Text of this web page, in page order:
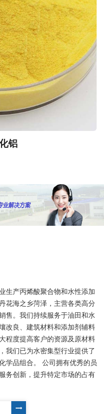
铝
生产丙烯酸聚合物和水性添加
花海之乡菏泽，主营各类高分
售。我们持续服务于油田和水
改良、建筑材料和添加剂辅料
程度提高客户的资源及原材料
我们已为水密集型行业提供了
学品组合。 公司拥有优秀的员
务创新，提升特定市场的占有